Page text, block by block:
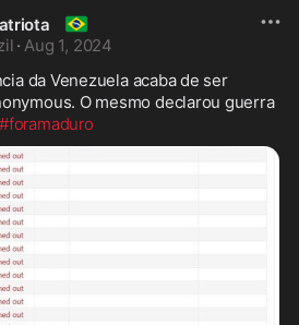
🇧🇷
· Aug 1, 2024
da Venezuela acaba de ser
O mesmo declarou guerra
#foramaduro